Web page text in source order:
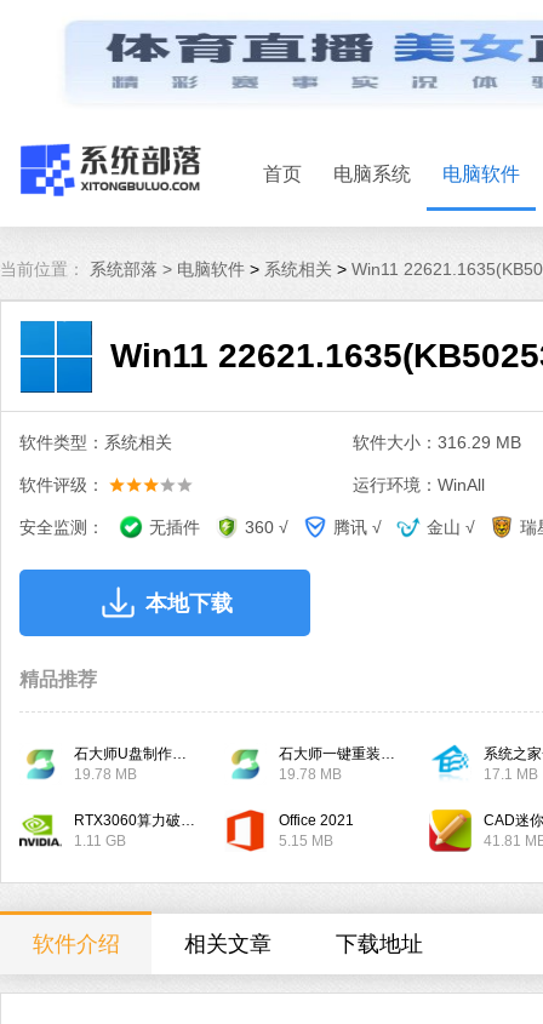
首页 电脑系统 电脑软件
当前位置： 系统部落 > 电脑软件 > 系统相关 > Win11
Win11
软件类型：系统相关 软件大小：316.29 MB
软件评级： 运行环境：WinAll
安全监测： 无插件 360 √ 腾讯 √ 金山 √ 瑞
本地下载
精品推荐
19.78 MB
19.78 MB
系统之
17.1 MB
1.11 GB
Office 2021
5.15 MB
CAD迷
41.81
软件介绍 相关文章 下载地址